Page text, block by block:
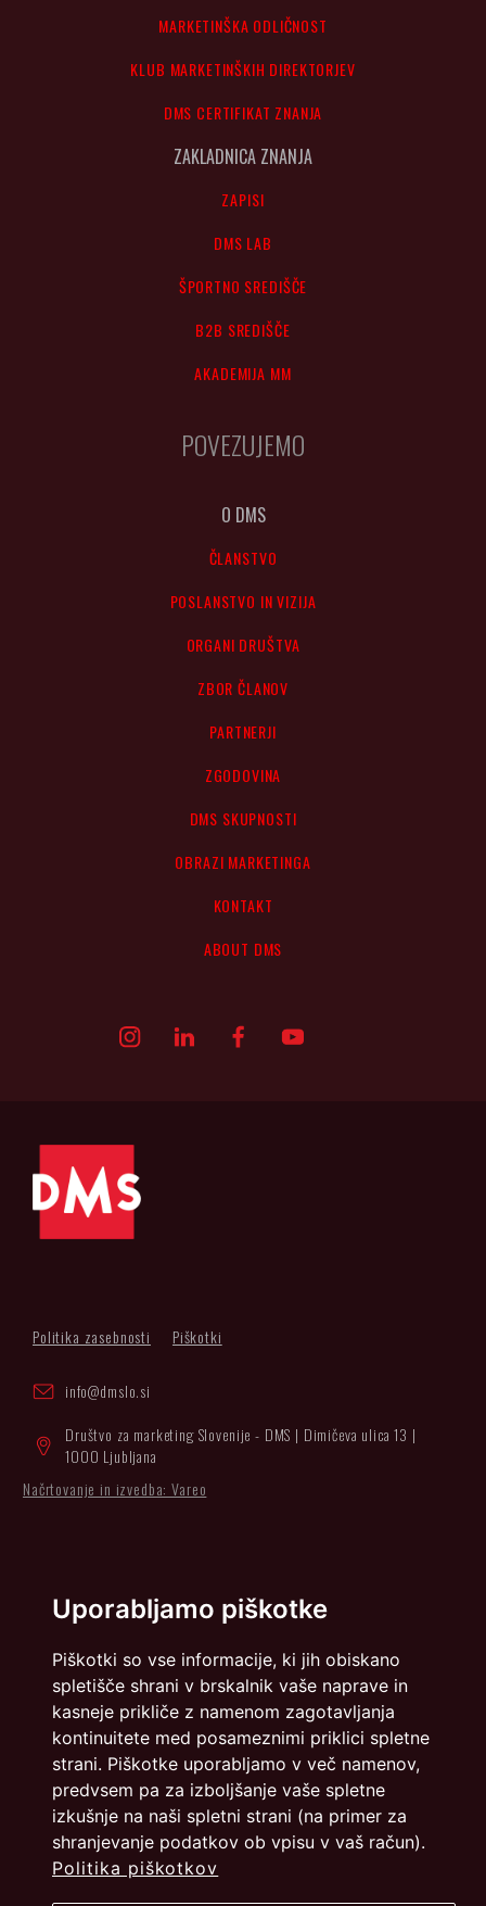
Uporabljamo piškotke
Piškotki so vse informacije, ki jih obiskano
spletišče shrani v brskalnik vaše naprave in
kasneje prikliče z namenom zagotavljanja
kontinuitete med posameznimi priklici spletne
strani. Piškotke uporabljamo v več namenov,
predvsem pa za izboljšanje vaše spletne
izkušnje na naši spletni strani (na primer za
shranjevanje podatkov ob vpisu v vaš račun).
Politika piškotkov
MARKETINŠKA ODLIČNOST
KLUB MARKETINŠKIH DIREKTORJEV
DMS CERTIFIKAT ZNANJA
ZAKLADNICA ZNANJA
ZAPISI
DMS LAB
ŠPORTNO SREDIŠČE
B2B SREDIŠČE
AKADEMIJA MM
POVEZUJEMO
O DMS
ČLANSTVO
POSLANSTVO IN VIZIJA
ORGANI DRUŠTVA
ZBOR ČLANOV
PARTNERJI
ZGODOVINA
DMS SKUPNOSTI
OBRAZI MARKETINGA
KONTAKT
ABOUT DMS
Politika zasebnosti Piškotki
info@dmslo.si
Društvo za marketing Slovenije - DMS | Dimičeva ulica 13 |
1000 Ljubljana
Načrtovanje in izvedba: Vareo